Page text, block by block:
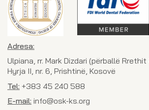
Adresa:
Ulpiana, rr. Mark Dizdari (përballë
Hyrja II, nr. 6, Prishtinë, Kosovë
Tel: +383 45 240 588
E-mail: info@osk-ks.org